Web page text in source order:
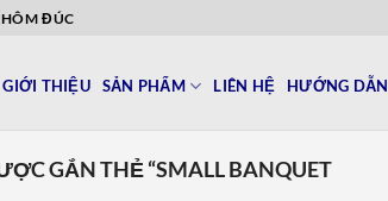
ĐÚC
GIỚI THIỆU SẢN PHẨM LIÊN HỆ HƯỚNG DẪN
GẮN THẺ “SMALL BANQUET